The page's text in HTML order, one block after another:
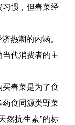
惯，但春菜经
热潮的内涵。
代消费者的主
春菜是为了食
食同源类野菜
然抗生素”的标